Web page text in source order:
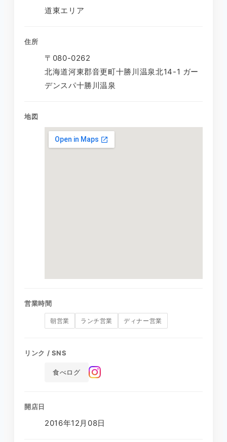
道東エリア
住所
〒080-0262
北海道河東郡音更町十勝川温泉北14-1 ガー
デンスパ十勝川温泉
地図
営業時間
朝営業 ランチ営業 ディナー営業
リンク / SNS
食べログ
開店日
2016年12月08日